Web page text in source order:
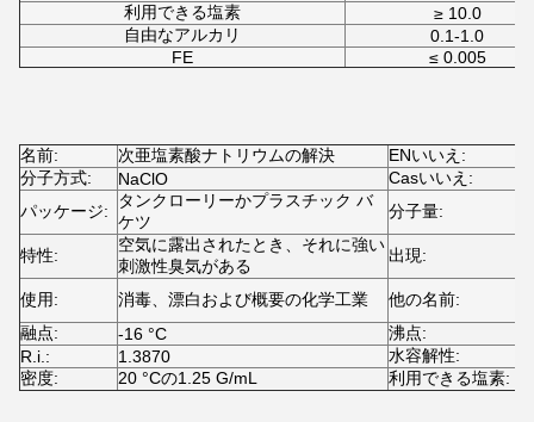
利用できる塩素
≥ 10.0
自由なアルカリ
0.1-1.0
FE
≤ 0.005
名前: 次亜塩素酸ナトリウムの解決 ENいいえ:
分子方式:
NaClO Casいいえ:
パッケージ:
タンクローリーかプラスチック バ
ケツ
分子量:
特性:
空気に露出されたとき、それに強い
刺激性臭気がある
出現:
使用: 消毒、漂白および概要の化学工業 他の名前:
融点:
-16 °C 沸点:
R.i.:
1.3870 水容解性:
密度:
20 °Cの1.25 G/mL 利用できる塩素: